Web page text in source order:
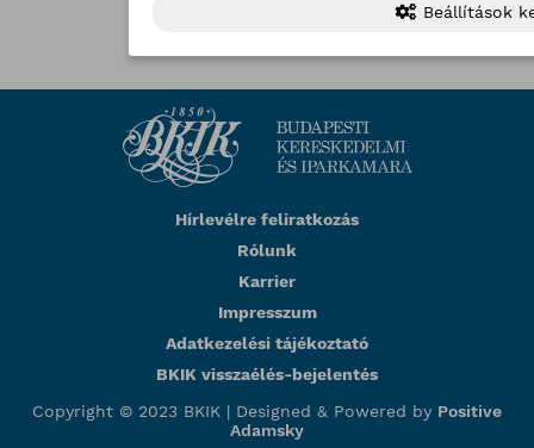
Hírlevélre feliratkozás
Rólunk
Karrier
Impresszum
Adatkezelési tájékoztató
BKIK visszaélés-bejelentés
Copyright © 2023 BKIK | Designed & Powered by Positive
Adamsky
Beállítások